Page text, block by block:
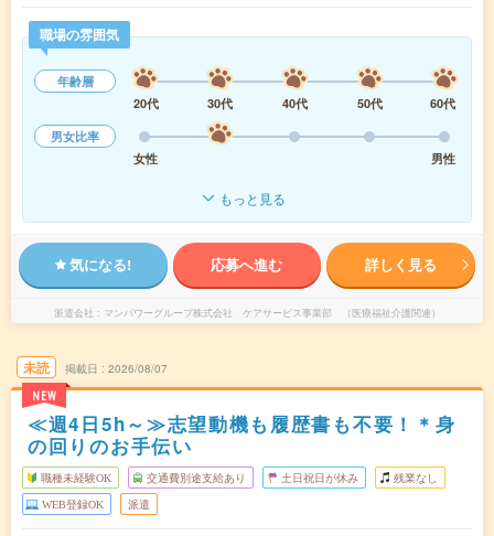
職場の雰囲気
年齢層
20代
30代 40代 50代
60代
男女比率
女性
男性
もっと見る
気になる! 応募へ進む 詳しく見る
派遣会社 マンパワーグループ株式会社 ケアサービス事業部 （医療福祉介護関連）
未読
NEW
掲載日 2026/08/07
≪週4日5h～≫志望動機も履歴書も不要！＊身
の回りのお手伝い
職種未経験OK 交通費別途支給あり 土日祝日が休み 残業なし
WEB登録OK 派遣